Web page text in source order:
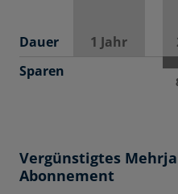
Dauer
Sparen
1 Jahr
Vergünstigtes
Abonnement